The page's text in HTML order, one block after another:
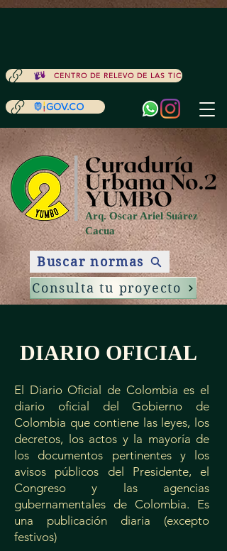
ACCESIBILIDAD
Consulta tu proyecto
Arq. Oscar Ariel Suárez
Cacua
CENTRO DE RELEVO DE LAS TIC
Buscar normas
DIARIO OFICIAL
El Diario Oficial de Colombia es el
diario oficial del Gobierno de
Colombia que contiene las leyes, los
decretos, los actos y la mayoría de
los documentos pertinentes y los
avisos públicos del Presidente, el
Congreso y las agencias
gubernamentales de Colombia. Es
una publicación diaria (excepto
festivos)